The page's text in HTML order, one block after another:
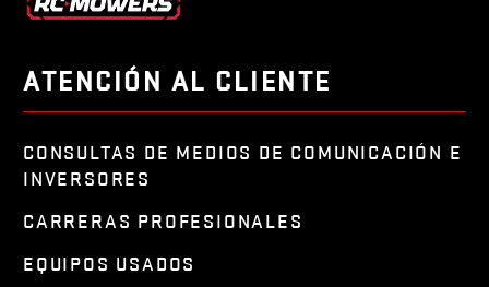
ATENCIÓN AL CLIENTE
CONSULTAS DE MEDIOS DE COMUNICACIÓN E
INVERSORES
CARRERAS PROFESIONALES
EQUIPOS USADOS